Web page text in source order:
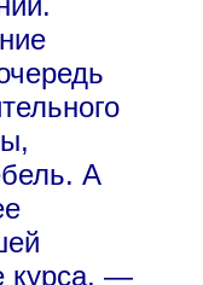
А
курса, —